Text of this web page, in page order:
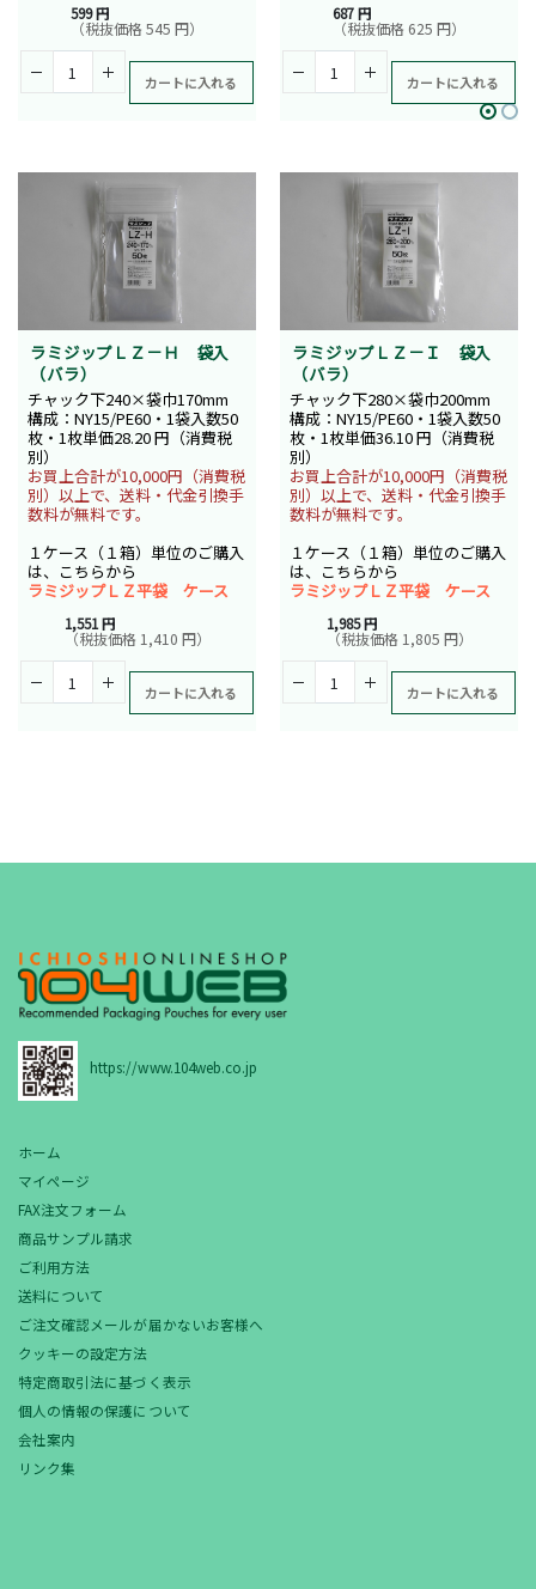
599 円
（税抜価格 545 円）
カートに入れる
687 円
（税抜価格 625 円）
カートに入れる
ラミジップＬＺ－Ｈ 袋入
（バラ）
チャック下240×袋巾170mm
構成：NY15/PE60・1袋入数50
枚・1枚単価28.20 円（消費税
別）
お買上合計が10,000円（消費税
別）以上で、送料・代金引換手
数料が無料です。
１ケース（１箱）単位のご購入
は、こちらから
ラミジップＬＺ平袋 ケース
1,551 円
（税抜価格 1,410 円）
カートに入れる
ラミジップＬＺ－Ｉ 袋入
（バラ）
チャック下280×袋巾200mm
構成：NY15/PE60・1袋入数50
枚・1枚単価36.10 円（消費税
別）
お買上合計が10,000円（消費税
別）以上で、送料・代金引換手
数料が無料です。
１ケース（１箱）単位のご購入
は、こちらから
ラミジップＬＺ平袋 ケース
1,985 円
（税抜価格 1,805 円）
カートに入れる
https://www.104web.co.jp
ホーム
マイページ
FAX注文フォーム
商品サンプル請求
ご利用方法
送料について
ご注文確認メールが届かないお客様へ
クッキーの設定方法
特定商取引法に基づく表示
個人の情報の保護について
会社案内
リンク集